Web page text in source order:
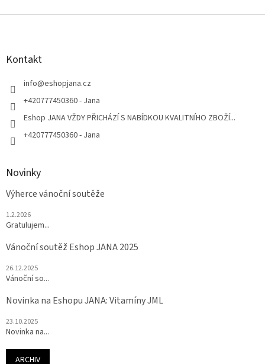
Z
Kontakt
info@eshopjana.cz
+420777450360 - Jana
Eshop JANA VŽDY PŘICHÁZÍ S NABÍDKOU KVALITNÍHO ZBOŽÍ...
+420777450360 - Jana
Novinky
Výherce vánoční soutěže
1.2.2026
Gratulujem...
Vánoční soutěž Eshop JANA 2025
26.12.2025
Vánoční so...
Novinka na Eshopu JANA: Vitamíny JML
23.10.2025
Novinka na...
ARCHIV